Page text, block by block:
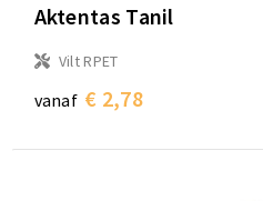
Aktentas Tanil
Vilt RPET
vanaf € 2,78